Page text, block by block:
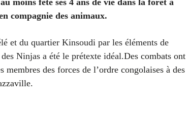
moins fête ses 4 ans de vie dans la forêt à
compagnie des animaux.
et du quartier Kinsoudi par les éléments de
Ninjas a été le prétexte idéal.Des combats ont
des forces de l’ordre congolaises à des